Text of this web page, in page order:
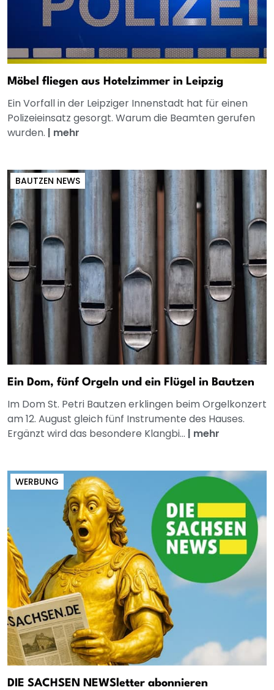
Möbel fliegen aus Hotelzimmer in Leipzig
Ein Vorfall in der Leipziger Innenstadt hat für einen
Polizeieinsatz gesorgt. Warum die Beamten gerufen
wurden. | mehr
BAUTZEN NEWS
Ein Dom, fünf Orgeln und ein Flügel in Bautzen
Im Dom St. Petri Bautzen erklingen beim Orgelkonzert
am 12. August gleich fünf Instrumente des Hauses.
Ergänzt wird das besondere Klangbi... | mehr
WERBUNG
DIE SACHSEN NEWSletter abonnieren